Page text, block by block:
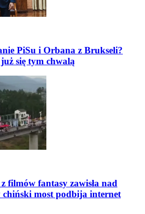
PiSu i Orbana z Brukseli?
się tym chwalą
filmów fantasy zawisła nad
chiński most podbija internet